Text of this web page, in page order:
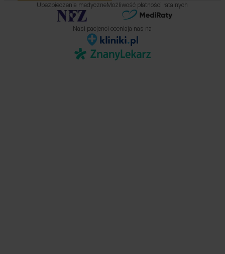
Ubezpieczenia medyczneMożliwość płatności ratalnych
Nasi pacjenci oceniaja nas na